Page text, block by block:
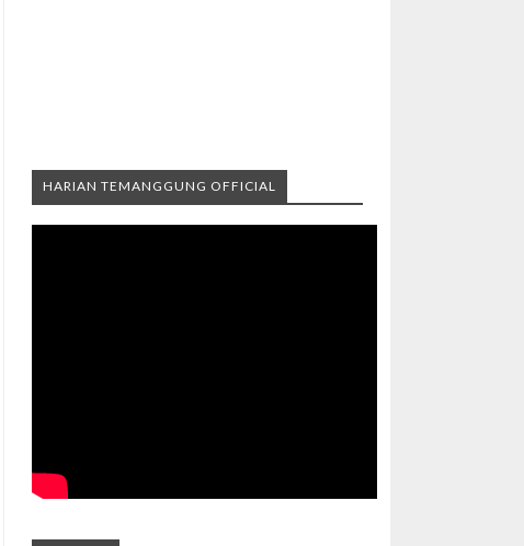
HARIAN TEMANGGUNG OFFICIAL